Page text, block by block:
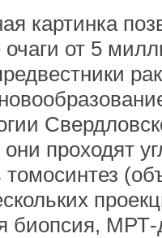
картинка
от 5
проходят
биопсия, МРТ-